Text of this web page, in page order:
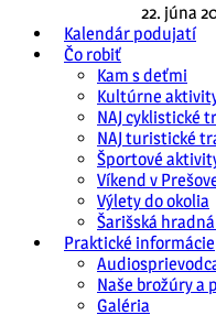
22. júna
Kalendár podujatí
Čo robiť
Kam s deťmi
Kultúrne
NAJ cyklistické
NAJ turistické
Športové
Víkend v
Výlety do okolia
Šarišská
Praktické informácie
Naše brožúry a
Galéria